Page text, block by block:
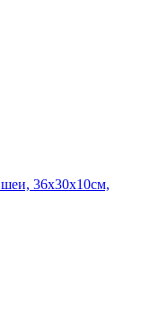
36x30x10см,